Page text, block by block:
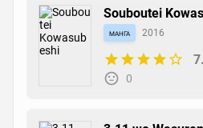
Souboutei
манга 2016
0